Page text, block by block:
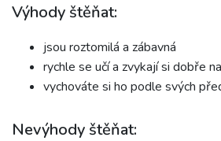
Výhody štěňat:
jsou roztomilá a zábavná
rychle se učí a zvykají si dobře
vychováte si ho podle svých
Nevýhody štěňat: